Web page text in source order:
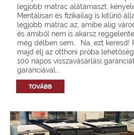
legjobb matrac alátámaszt,
Mentálisan és fizikailag is kitűnő
legjobb matrac az, amibe alig
és amiből nem is akarsz
még délben sem… Na, ezt keresd!
majd élj az otthoni próba
100 napos visszavásárlási
garanciával...
TOVÁBB